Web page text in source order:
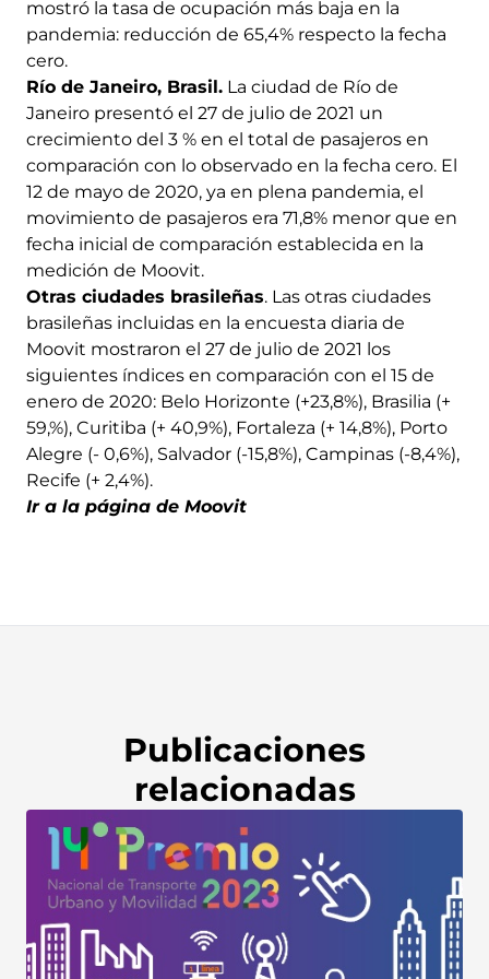
mostró la tasa de ocupación más baja en la
pandemia: reducción de 65,4% respecto la fecha
cero.
Río de Janeiro, Brasil. La ciudad de Río de
Janeiro presentó el 27 de julio de 2021 un
crecimiento del 3 % en el total de pasajeros en
comparación con lo observado en la fecha cero. El
12 de mayo de 2020, ya en plena pandemia, el
movimiento de pasajeros era 71,8% menor que en
fecha inicial de comparación establecida en la
medición de Moovit.
Otras ciudades brasileñas. Las otras ciudades
brasileñas incluidas en la encuesta diaria de
Moovit mostraron el 27 de julio de 2021 los
siguientes índices en comparación con el 15 de
enero de 2020: Belo Horizonte (+23,8%), Brasilia (+
59,%), Curitiba (+ 40,9%), Fortaleza (+ 14,8%), Porto
Alegre (- 0,6%), Salvador (-15,8%), Campinas (-8,4%),
Recife (+ 2,4%).
Ir a la página de Moovit
Publicaciones
relacionadas